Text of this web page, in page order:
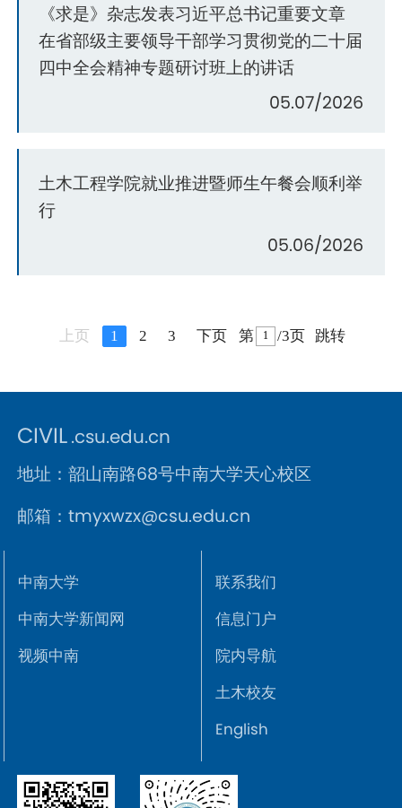
《求是》杂志发表习近平总书记重要文章
在省部级主要领导干部学习贯彻党的二十届
四中全会精神专题研讨班上的讲话
05.07/2026
土木工程学院就业推进暨师生午餐会顺利举
行
05.06/2026
上页 1 2 3 下页 第 /3页 跳转
CIVIL.csu.edu.cn
地址：韶山南路68号中南大学天心校区
邮箱：tmyxwzx@csu.edu.cn
中南大学
中南大学新闻网
视频中南
联系我们
信息门户
院内导航
土木校友
English